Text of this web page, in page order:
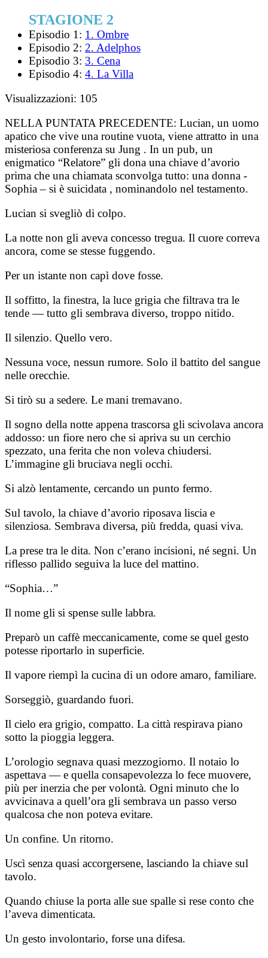
STAGIONE 2
Episodio 1: 1. Ombre
Episodio 2: 2. Adelphos
Episodio 3: 3. Cena
Episodio 4: 4. La Villa
Visualizzazioni: 105
NELLA PUNTATA PRECEDENTE: Lucian, un uomo
apatico che vive una routine vuota, viene attratto in una
misteriosa conferenza su Jung . In un pub, un
enigmatico “Relatore” gli dona una chiave d’avorio
prima che una chiamata sconvolga tutto: una donna -
Sophia – si è suicidata , nominandolo nel testamento.
Lucian si svegliò di colpo.
La notte non gli aveva concesso tregua. Il cuore correva
ancora, come se stesse fuggendo.
Per un istante non capì dove fosse.
Il soffitto, la finestra, la luce grigia che filtrava tra le
tende — tutto gli sembrava diverso, troppo nitido.
Il silenzio. Quello vero.
Nessuna voce, nessun rumore. Solo il battito del sangue
nelle orecchie.
Si tirò su a sedere. Le mani tremavano.
Il sogno della notte appena trascorsa gli scivolava ancora
addosso: un fiore nero che si apriva su un cerchio
spezzato, una ferita che non voleva chiudersi.
L’immagine gli bruciava negli occhi.
Si alzò lentamente, cercando un punto fermo.
Sul tavolo, la chiave d’avorio riposava liscia e
silenziosa. Sembrava diversa, più fredda, quasi viva.
La prese tra le dita. Non c’erano incisioni, né segni. Un
riflesso pallido seguiva la luce del mattino.
“Sophia…”
Il nome gli si spense sulle labbra.
Preparò un caffè meccanicamente, come se quel gesto
potesse riportarlo in superficie.
Il vapore riempì la cucina di un odore amaro, familiare.
Sorseggiò, guardando fuori.
Il cielo era grigio, compatto. La città respirava piano
sotto la pioggia leggera.
L’orologio segnava quasi mezzogiorno. Il notaio lo
aspettava — e quella consapevolezza lo fece muovere,
più per inerzia che per volontà. Ogni minuto che lo
avvicinava a quell’ora gli sembrava un passo verso
qualcosa che non poteva evitare.
Un confine. Un ritorno.
Uscì senza quasi accorgersene, lasciando la chiave sul
tavolo.
Quando chiuse la porta alle sue spalle si rese conto che
l’aveva dimenticata.
Un gesto involontario, forse una difesa.